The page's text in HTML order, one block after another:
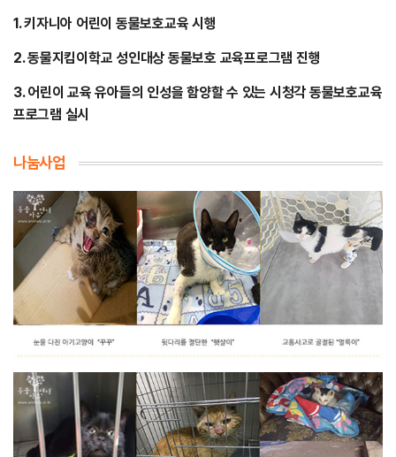
1. 키자니아 어린이 동물보호교육 시행
2. 동물지킴이학교 성인대상 동물보호 교육프로그램 진행
3. 어린이 교육 유아들의 인성을 함양할 수 있는 시청각 동물보호교육
프로그램 실시
나눔사업